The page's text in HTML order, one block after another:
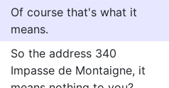
Of course that's what it
means.
So the address 340
Impasse de Montaigne, it